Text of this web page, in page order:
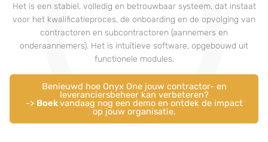
Het is een stabiel, volledig en betrouwbaar systeem, dat instaat
voor het kwalificatieproces, de onboarding en de opvolging van
contractoren en subcontractoren (aannemers en
onderaannemers). Het is intuïtieve software, opgebouwd uit
functionele modules.
Benieuwd hoe Onyx One jouw contractor- en
leveranciersbeheer kan verbeteren?
-> Boekvandaag nog een demo en ontdek de impact
op jouw organisatie.